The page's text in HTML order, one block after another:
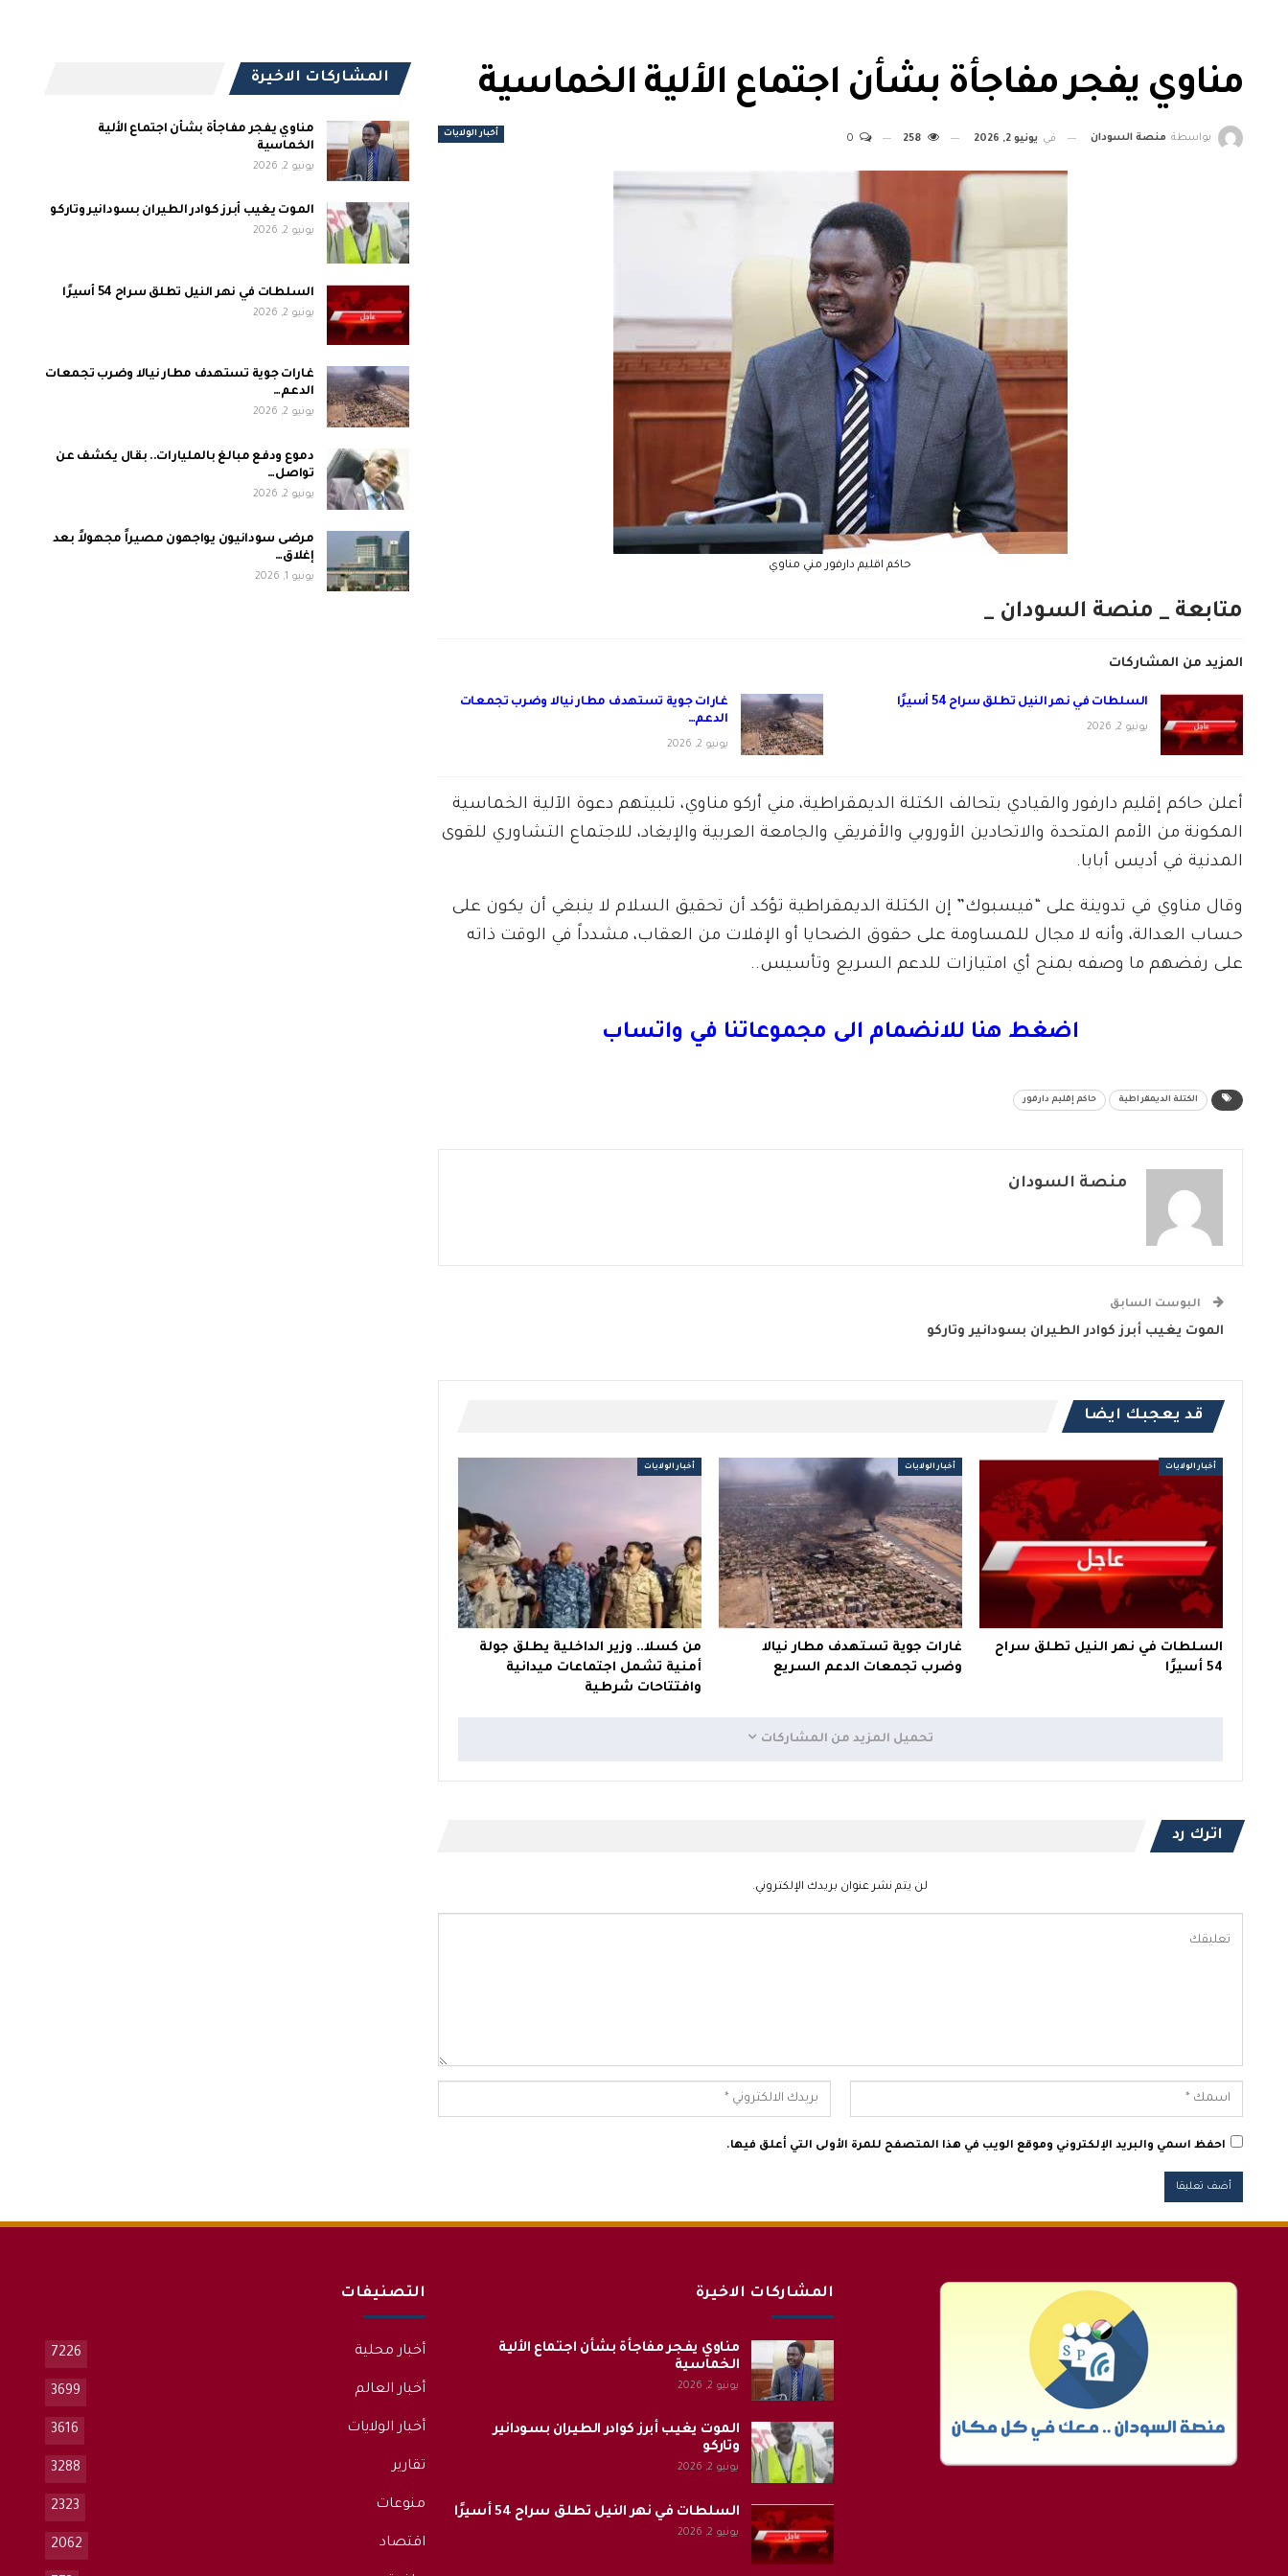
مناوي يفجر مفاجأة بشأن اجتماع الألية الخماسية
أخبار الولايات بواسطة منصة السودان في يونيو 2, 2026 258
حاكم اقليم دارفور مني مناوي
متابعة _ منصة السودان _
المزيد من المشاركات
السلطات في نهر النيل تطلق سراح 54 أسيرًا
يونيو 2, 2026
غارات جوية تستهدف مطار نيالا وضرب تجمعات
الدعم…
يونيو 2, 2026
أعلن حاكم إقليم دارفور والقيادي بتحالف الكتلة الديمقراطية، مني أركو مناوي، تلبيتهم دعوة الآلية الخماسية
المكونة من الأمم المتحدة والاتحادين الأوروبي والأفريقي والجامعة العربية والإيغاد، للاجتماع التشاوري للقوى
المدنية في أديس أبابا.
وقال مناوي في تدوينة على “فيسبوك” إن الكتلة الديمقراطية تؤكد أن تحقيق السلام لا ينبغي أن يكون على
حساب العدالة، وأنه لا مجال للمساومة على حقوق الضحايا أو الإفلات من العقاب، مشدداً في الوقت ذاته
على رفضهم ما وصفه بمنح أي امتيازات للدعم السريع وتأسيس..
اضغط هنا للانضمام الى مجموعاتنا في واتساب
الكتلة الديمقراطية حاكم إقليم دارفور
منصة السودان
البوست السابق
الموت يغيب أبرز كوادر الطيران بسودانير وتاركو
قد يعجبك ايضا
أخبار الولايات
السلطات في نهر النيل تطلق سراح
54 أسيرًا
أخبار الولايات
غارات جوية تستهدف مطار نيالا
وضرب تجمعات الدعم السريع
أخبار الولايات
من كسلا.. وزير الداخلية يطلق جولة
أمنية تشمل اجتماعات ميدانية
وافتتاحات شرطية
تحميل المزيد من المشاركات
اترك رد
لن يتم نشر عنوان بريدك الإلكتروني.
احفظ اسمي والبريد الإلكتروني وموقع الويب في هذا المتصفح للمرة الأولى التي أعلق فيها.
المشاركات الاخيرة
مناوي يفجر مفاجأة بشأن اجتماع الألية
الخماسية
يونيو 2, 2026
الموت يغيب أبرز كوادر الطيران بسودانير وتاركو
يونيو 2, 2026
السلطات في نهر النيل تطلق سراح 54 أسيرًا
يونيو 2, 2026
غارات جوية تستهدف مطار نيالا وضرب تجمعات
الدعم…
يونيو 2, 2026
دموع ودفع مبالغ بالمليارات.. بقال يكشف عن
تواصل…
يونيو 2, 2026
مرضى سودانيون يواجهون مصيراً مجهولاً بعد
إغلاق…
يونيو 1, 2026
المشاركات الاخيرة
مناوي يفجر مفاجأة بشأن اجتماع الألية
الخماسية
يونيو 2, 2026
الموت يغيب أبرز كوادر الطيران بسودانير
وتاركو
يونيو 2, 2026
السلطات في نهر النيل تطلق سراح 54 أسيرًا
يونيو 2, 2026
التصنيفات
أخبار محلية 7226
أخبار العالم 3699
أخبار الولايات 3616
تقارير 3288
منوعات 2323
اقتصاد 2062